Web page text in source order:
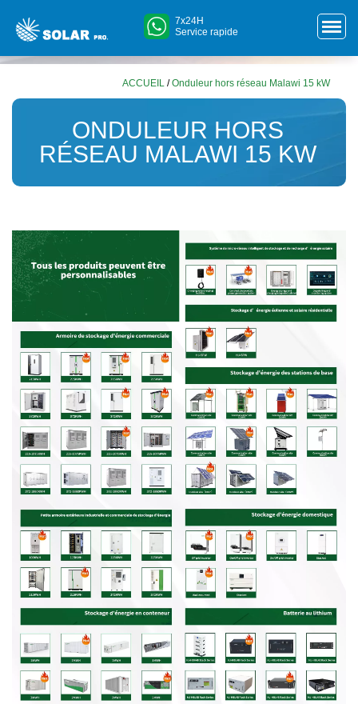
7x24H
Service rapide
ACCUEIL /Onduleur hors réseau Malawi 15 kW
ONDULEUR HORS
RÉSEAU MALAWI 15 KW